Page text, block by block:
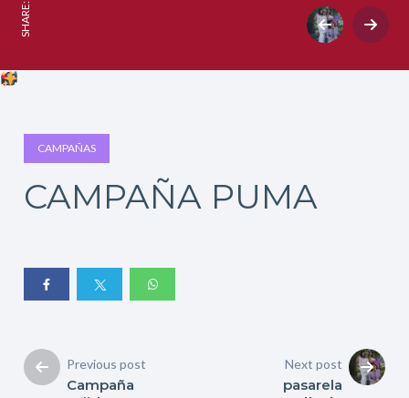
SHARE:
CAMPAÑAS
CAMPAÑA PUMA
Previous post
Campaña
Next post
pasarela